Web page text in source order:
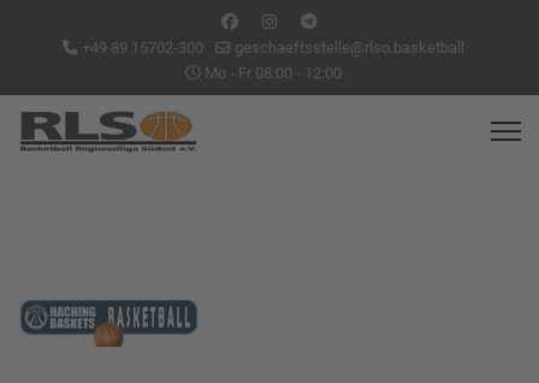
+49 89 15702-300
geschaeftsstelle@rlso.basketball
Mo - Fr 08:00 - 12:00